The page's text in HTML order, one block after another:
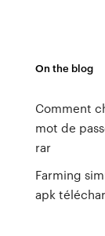
On the blog
Comment
mot de
rar
Farming
apk